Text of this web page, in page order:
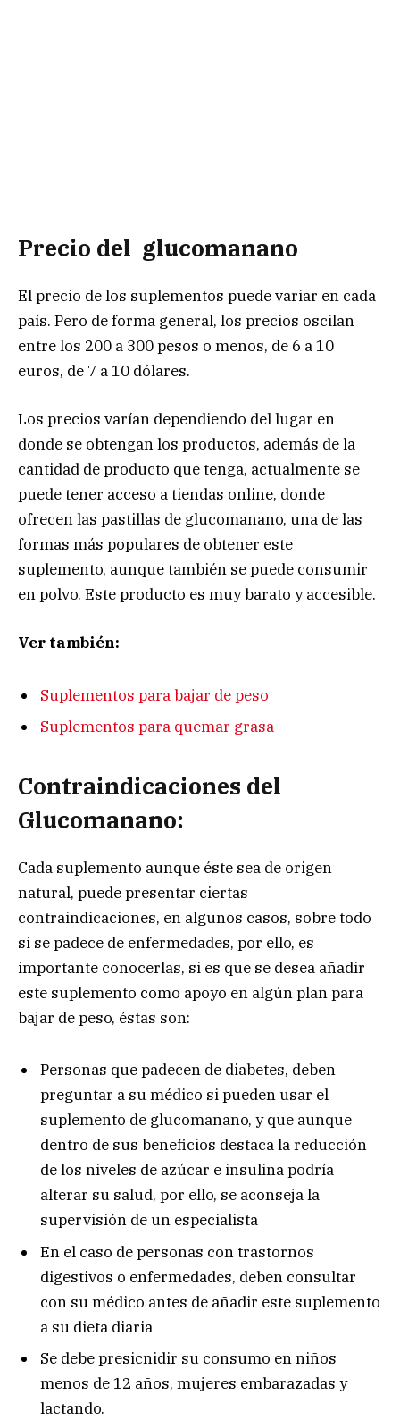
Precio del glucomanano
El precio de los suplementos puede variar en cada
país. Pero de forma general, los precios oscilan
entre los 200 a 300 pesos o menos, de 6 a 10
euros, de 7 a 10 dólares.
Los precios varían dependiendo del lugar en
donde se obtengan los productos, además de la
cantidad de producto que tenga, actualmente se
puede tener acceso a tiendas online, donde
ofrecen las pastillas de glucomanano, una de las
formas más populares de obtener este
suplemento, aunque también se puede consumir
en polvo. Este producto es muy barato y accesible.
Ver también:
Suplementos para bajar de peso
Suplementos para quemar grasa
Contraindicaciones del
Glucomanano:
Cada suplemento aunque éste sea de origen
natural, puede presentar ciertas
contraindicaciones, en algunos casos, sobre todo
si se padece de enfermedades, por ello, es
importante conocerlas, si es que se desea añadir
este suplemento como apoyo en algún plan para
bajar de peso, éstas son:
Personas que padecen de diabetes, deben
preguntar a su médico si pueden usar el
suplemento de glucomanano, y que aunque
dentro de sus beneficios destaca la reducción
de los niveles de azúcar e insulina podría
alterar su salud, por ello, se aconseja la
supervisión de un especialista
En el caso de personas con trastornos
digestivos o enfermedades, deben consultar
con su médico antes de añadir este suplemento
a su dieta diaria
Se debe presicnidir su consumo en niños
menos de 12 años, mujeres embarazadas y
lactando.